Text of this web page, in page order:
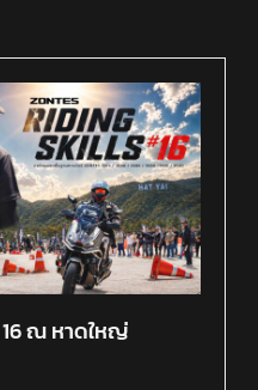
16 ณ หาดใหญ่